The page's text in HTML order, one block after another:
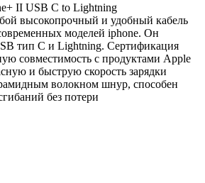
II USB C to Lightning
высокопрочный и удобный кабель
моделей iphone. Он
тип С и Lightning. Сертификация
совместимость с продуктами Apple
и быструю скорость зарядки
волокном шнур, способен
без потери